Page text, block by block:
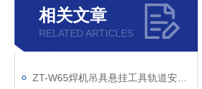
相关文章
RELATED ARTICLES